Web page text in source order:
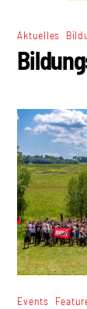
Aktuelles
Events